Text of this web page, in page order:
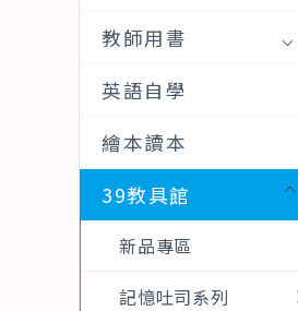
教師用書
英語自學
繪本讀本
39教具館
新品專區
記憶吐司系列
繽紛木勺托蛋平衡組(6入)